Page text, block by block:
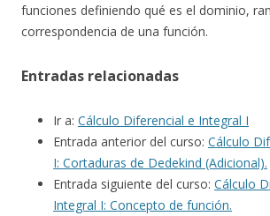
funciones definiendo qué es el dominio,
correspondencia de una función.
Entradas relacionadas
Ir a: Cálculo Diferencial e Integral I
Entrada anterior del curso: Cálculo
I: Cortaduras de Dedekind (Adicional).
Entrada siguiente del curso: Cálculo
Integral I: Concepto de función.